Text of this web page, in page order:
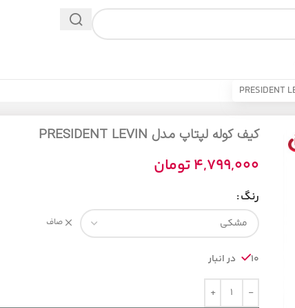
کیف کوله لپتاپ مدل PRESIDENT LEVIN
4,799,000تومان
رنگ
صاف
10 در انبار